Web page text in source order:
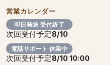
営業カレンダー
即日発送 受付終了
次回受付予定8/10
電話サポート 休業中
次回受付予定8/10 10:00